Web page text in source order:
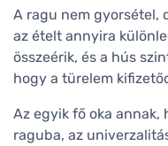
A ragu nem gyorsétel,
az ételt annyira
összeérik, és a hús
hogy a türelem
Az egyik fő oka annak,
raguba, az